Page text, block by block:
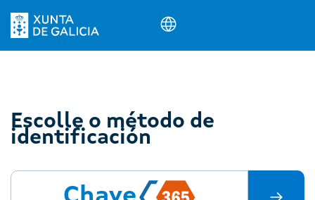
Escolle o método de
identificación